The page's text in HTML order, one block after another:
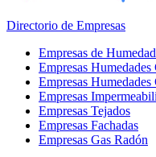
Directorio de Empresas
Empresas de
Empresas Humedades
Empresas Humedades
Empresas
Empresas Tejados
Empresas Fachadas
Empresas Gas Radón